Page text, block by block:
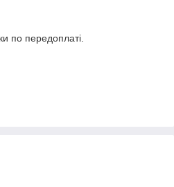
по передоплаті.